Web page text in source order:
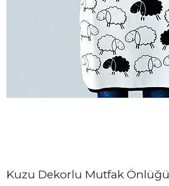
Kuzu Dekorlu Mutfak Önlüğü